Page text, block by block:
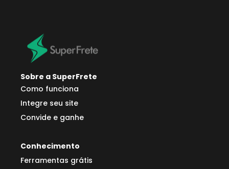
Sobre a SuperFrete
Como funciona
Integre seu site
Convide e ganhe
Conhecimento
Ferramentas grátis